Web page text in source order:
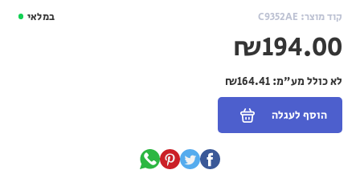
במלאי קוד מוצר: C9352AE
₪194.00
לא כולל מע"מ:₪164.41
הוסף לעגלה